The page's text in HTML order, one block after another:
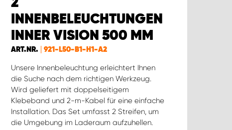
2
INNENBELEUCHTUNGEN
INNER VISION 500 MM
ART.NR. 921-L50-B1-H1-A2
Unsere Innenbeleuchtung erleichtert Ihnen
die Suche nach dem richtigen Werkzeug.
Wird geliefert mit doppelseitigem
Klebeband und 2-m-Kabel für eine einfache
Installation. Das Set umfasst 2 Streifen, um
die Umgebung im Laderaum aufzuhellen.